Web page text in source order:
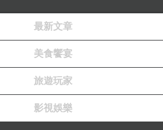
園灌溉大排魚群翻白肚暴
查 | 高屏離島 | 地方 | 聯合
網
NmScGWanc3ob9qigw
最新文章
美食饗宴
旅遊玩家
影視娛樂